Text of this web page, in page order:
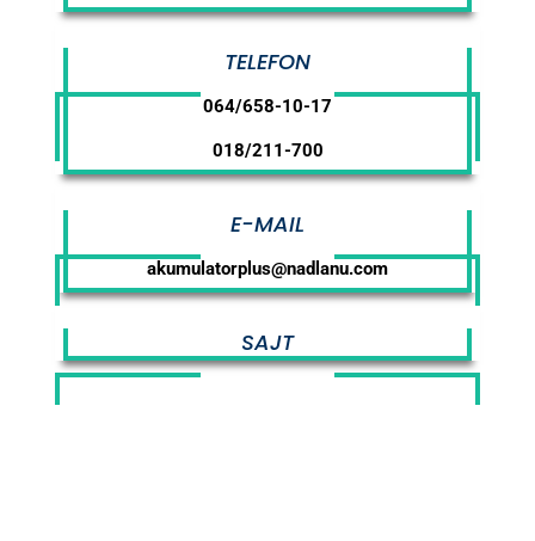
TELEFON
064/658-10-17
018/211-700
E-MAIL
akumulatorplus@nadlanu.com
SAJT